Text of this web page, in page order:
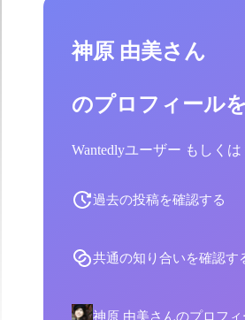
神原 由美さん
のプロフィール
Wantedlyユーザー もしく
過去の投稿を確認する
共通の知り合いを確認す
神原 由美さんのプロフ